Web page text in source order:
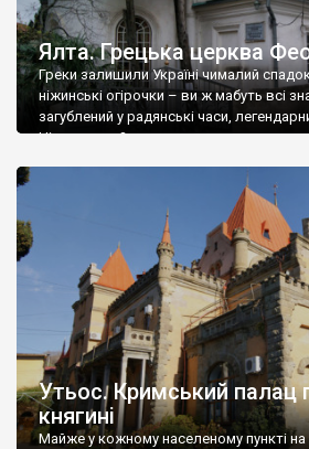
Ялта. Грецька церква
Греки залишили Україні чималий
ніжинські огірочки – ви ж мабуть всі
загублений у радянські часи,
Ніжин греки?
Утьос. Кримський палац
княгині
Майже у кожному населеному пункті